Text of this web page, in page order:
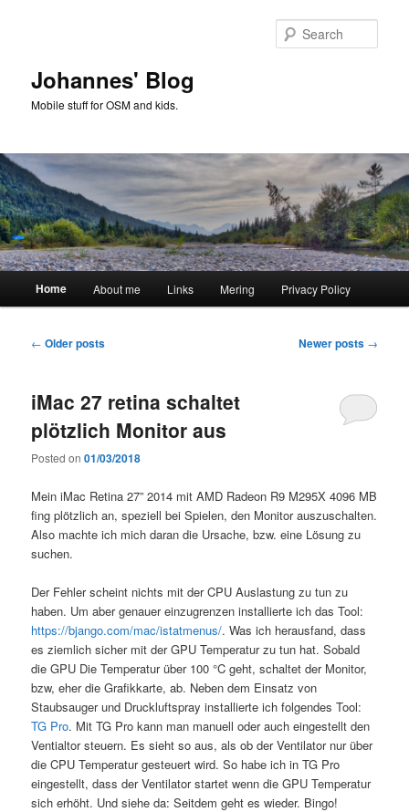
Johannes' Blog
Mobile stuff for OSM and kids.
Home About me Links Mering Privacy Policy
Post
← Older posts Newer posts →
iMac 27 retina schaltet
plötzlich Monitor aus
Posted on01/03/2018
Mein iMac Retina 27” 2014 mit AMD Radeon R9 M295X 4096 MB
fing plötzlich an, speziell bei Spielen, den Monitor auszuschalten.
Also machte ich mich daran die Ursache, bzw. eine Lösung zu
suchen.
Der Fehler scheint nichts mit der CPU Auslastung zu tun zu
haben. Um aber genauer einzugrenzen installierte ich das Tool:
https://bjango.com/mac/istatmenus/. Was ich herausfand, dass
es ziemlich sicher mit der GPU Temperatur zu tun hat. Sobald
die GPU Die Temperatur über 100 °C geht, schaltet der Monitor,
bzw, eher die Grafikkarte, ab. Neben dem Einsatz von
Staubsauger und Druckluftspray installierte ich folgendes Tool:
TG Pro. Mit TG Pro kann man manuell oder auch eingestellt den
Ventialtor steuern. Es sieht so aus, als ob der Ventilator nur über
die CPU Temperatur gesteuert wird. So habe ich in TG Pro
eingestellt, dass der Ventilator startet wenn die GPU Temperatur
sich erhöht. Und siehe da: Seitdem geht es wieder. Bingo!